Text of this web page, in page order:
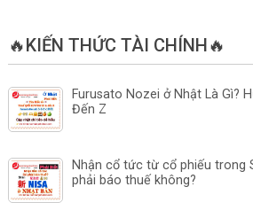
🔥KIẾN THỨC TÀI CHÍNH🔥
Furusato Nozei ở Nhật Là Gì?
Đến Z
Nhận cổ tức từ cổ phiếu trong
phải báo thuế không?